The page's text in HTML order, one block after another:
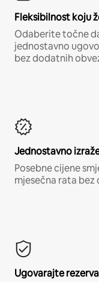
Fleksibilnost koju
Odaberite točne
jednostavno
bez dodatnih
Jednostavno
Posebne cijene
mjesečna rata
Ugovarajte